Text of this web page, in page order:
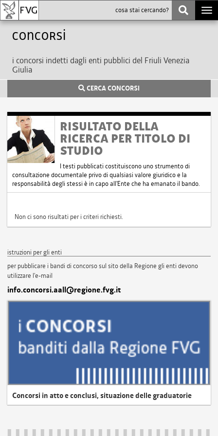
Concorsi
i concorsi indetti dagli enti pubblici del Friuli Venezia
Giulia
CERCA CONCORSI
RISULTATO DELLA
RICERCA PER TITOLO DI
STUDIO
I testi pubblicati costituiscono uno strumento di
consultazione documentale privo di qualsiasi valore giuridico e la
responsabilità degli stessi è in capo all'Ente che ha emanato il bando.
Non ci sono risultati per i criteri richiesti.
istruzioni per gli enti
per pubblicare i bandi di concorso sul sito della Regione gli enti devono
utilizzare l'e-mail
info.concorsi.aall@regione.fvg.it
Concorsi in atto e conclusi, situazione delle graduatorie